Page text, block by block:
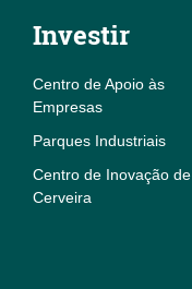
Investir
Centro de Apoio às
Empresas
Parques Industriais
Centro de Inovação de
Cerveira